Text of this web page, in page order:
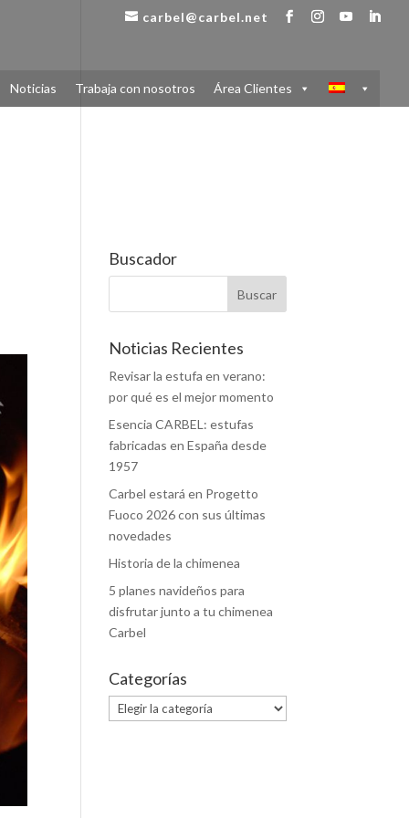
carbel@carbel.net
Noticias Trabaja con nosotros Área Clientes
Buscador
Noticias Recientes
Revisar la estufa en verano:
por qué es el mejor momento
Esencia CARBEL: estufas
fabricadas en España desde
1957
Carbel estará en Progetto
Fuoco 2026 con sus últimas
novedades
Historia de la chimenea
5 planes navideños para
disfrutar junto a tu chimenea
Carbel
Categorías
Categorías